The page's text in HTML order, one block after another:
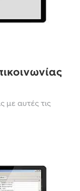
με αυτές τις